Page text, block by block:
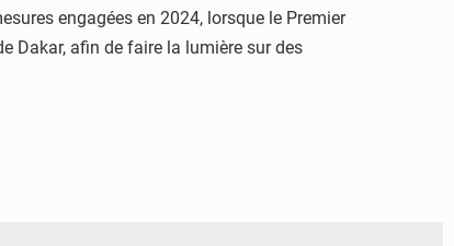
engagées en 2024, lorsque le Premier
Dakar, afin de faire la lumière sur des